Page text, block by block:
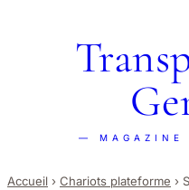
— MAGAZINE
Accueil › Chariots plateforme ›